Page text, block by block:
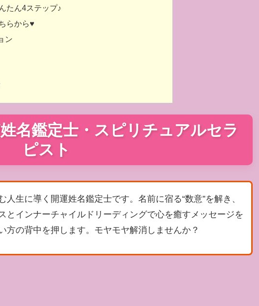
たん4ステップ♪
らから♥
ン
名鑑定士・スピリチュアルセラ
ピスト
生に導く開運姓名鑑定士です。名前に宿る“数意”を解き、
とインナーチャイルドリーディングで心を癒すメッセージを
方の背中を押します。モヤモヤ解消しませんか？